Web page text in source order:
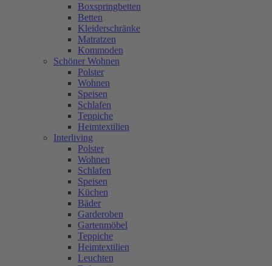
Boxspringbetten
Betten
Kleiderschränke
Matratzen
Kommoden
Schöner Wohnen
Polster
Wohnen
Speisen
Schlafen
Teppiche
Heimtextilien
Interliving
Polster
Wohnen
Schlafen
Speisen
Küchen
Bäder
Garderoben
Gartenmöbel
Teppiche
Heimtextilien
Leuchten